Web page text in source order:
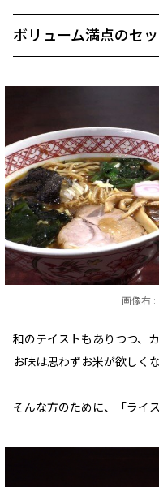
ボリューム満点のセ
画像右
和のテイストもありつつ、
お味は思わずお米が欲しく
そんな方のために、「ライ